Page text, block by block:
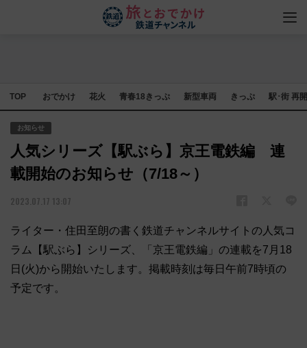
TOP おでかけ 花火 青春18きっぷ 新型車両 きっぷ 駅･街 再
お知らせ
人気シリーズ【駅ぶら】京王電鉄編 連
載開始のお知らせ（7/18～）
2023.07.17 13:07
ライター・住田至朗の書く鉄道チャンネルサイトの人気コ
ラム【駅ぶら】シリーズ、「京王電鉄編」の連載を7月18
日(火)から開始いたします。掲載時刻は毎日午前7時頃の
予定です。